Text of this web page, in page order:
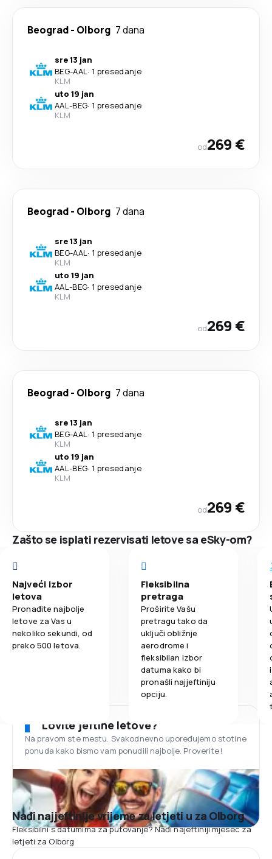
Beograd- Olborg 7 dana
sre 13 jan
BEG-AAL· 1 presedanje
KLM
uto 19 jan
AAL-BEG· 1 presedanje
KLM
od269 €
Beograd- Olborg 7 dana
sre 13 jan
BEG-AAL· 1 presedanje
KLM
uto 19 jan
AAL-BEG· 1 presedanje
KLM
od269 €
Beograd- Olborg 7 dana
sre 13 jan
BEG-AAL· 1 presedanje
KLM
uto 19 jan
AAL-BEG· 1 presedanje
KLM
od269 €
Zašto se isplati rezervisati letove sa eSky-om?
Najveći izbor
letova
Pronađite najbolje
letove za Vas u
nekoliko sekundi, od
preko 500 letova.
Fleksibilna
pretraga
Proširite Vašu
pretragu tako da
uključi obližnje
aerodrome i
fleksibilan izbor
datuma kako bi
pronašli najjeftiniju
opciju.
Lovite jeftine letove?
Na pravom ste mestu. Svakodnevno upoređujemo stotine
ponuda kako bismo vam ponudili najbolje. Proverite!
Nađi najjeftinije vrijeme za letjeti u za Olborg
Fleksibilni s datumima za putovanje? Nađi najeftiniji mjesec za
letjeti za Olborg